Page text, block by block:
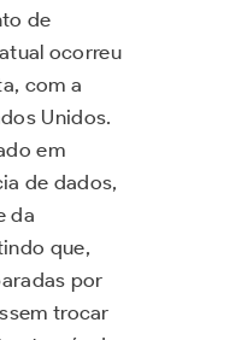
de
ocorreu
com a
Unidos.
em
de dados,
da
que,
por
trocar